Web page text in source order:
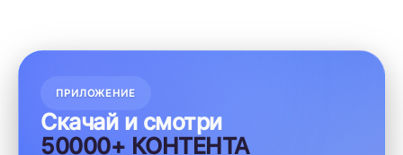
ПРИЛОЖЕНИЕ
Скачай и смотри